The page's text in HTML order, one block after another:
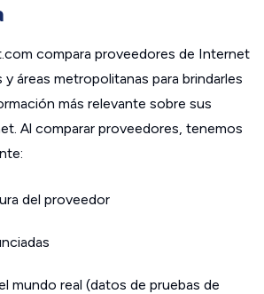
compara proveedores de Internet
áreas metropolitanas para brindarles
más relevante sobre sus
Al comparar proveedores, tenemos
del proveedor
mundo real (datos de pruebas de